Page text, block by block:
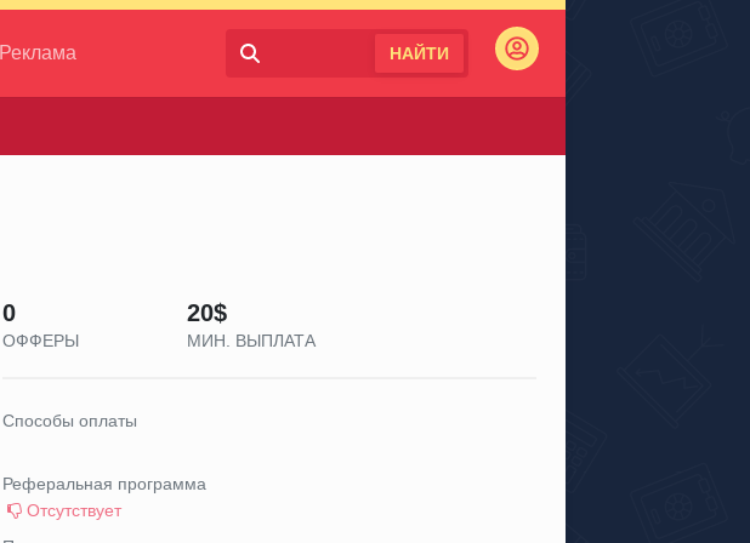
Реклама НАЙТИ Войти
0
ОФФЕРЫ
20$
МИН. ВЫПЛАТА
Способы оплаты
Реферальная программа
Отсутствует